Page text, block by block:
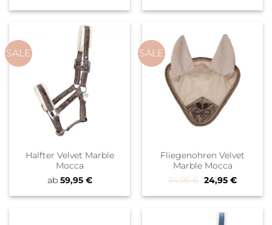
SALE
Halfter Velvet Marble
Mocca
ab 59,95 €
SALE
Fliegenohren Velvet
Marble Mocca
34,95€ Ursprünglicher
24,95€